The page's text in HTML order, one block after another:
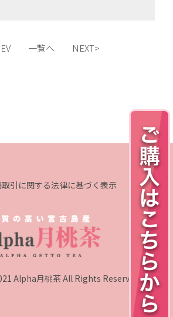
一覧へ NEXT>
引に関する法律に基づく表示
Alpha月桃茶 All Rights Reserved.